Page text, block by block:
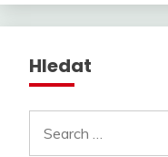
Hledat
for: